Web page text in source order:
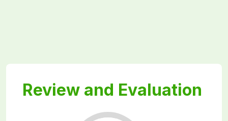
Review and Evaluation